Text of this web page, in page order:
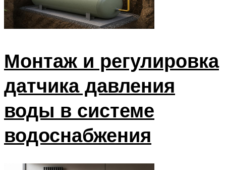
Монтаж и регулировка
датчика давления
воды в системе
водоснабжения